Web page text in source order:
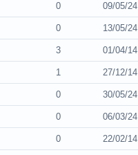
0 09/05/24
0 13/05/24
3 01/04/14
1 27/12/14
0 30/05/24
0 06/03/24
0 22/02/14